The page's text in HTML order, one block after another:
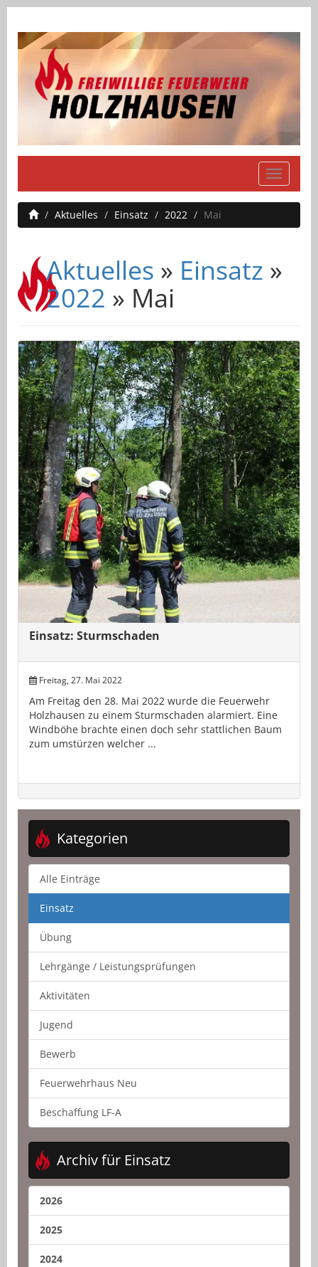
Aktuelles
Einsatz 2022 Mai
Aktuelles » Einsatz »
2022 » Mai
Einsatz: Sturmschaden
Freitag, 27. Mai 2022
Am Freitag den 28. Mai 2022 wurde die Feuerwehr
Holzhausen zu einem Sturmschaden alarmiert. Eine
Windböhe brachte einen doch sehr stattlichen Baum
zum umstürzen welcher ...
Kategorien
Alle Einträge
Einsatz
Übung
Lehrgänge / Leistungsprüfungen
Aktivitäten
Jugend
Bewerb
Feuerwehrhaus Neu
Beschaffung LF-A
Archiv für Einsatz
2026
2025
2024